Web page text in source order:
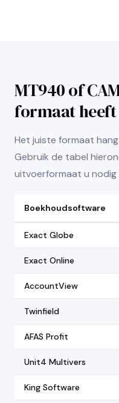
MT940 of
formaat
Het juiste formaat
Gebruik de tabel
uitvoerformaat u nodig
Boekhoudsoftware
Exact Globe
Exact Online
AccountView
Twinfield
AFAS Profit
Unit4 Multivers
King Software